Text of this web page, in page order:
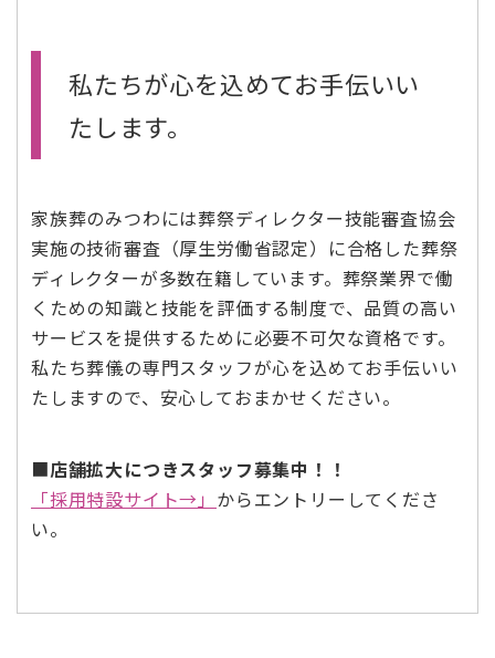
私たちが心を込めてお手伝いい
たします。
家族葬のみつわには葬祭ディレクター技能審査協会
実施の技術審査（厚生労働省認定）に合格した葬祭
ディレクターが多数在籍しています。葬祭業界で働
くための知識と技能を評価する制度で、品質の高い
サービスを提供するために必要不可欠な資格です。
私たち葬儀の専門スタッフが心を込めてお手伝いい
たしますので、安心しておまかせください。
■店舗拡大につきスタッフ募集中！！
「採用特設サイト→」 からエントリーしてくださ
い。